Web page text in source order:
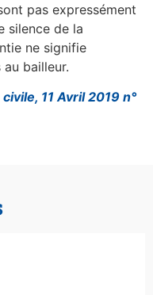
pas expressément
silence de la
ne signifie
bailleur.
11 Avril 2019 n°